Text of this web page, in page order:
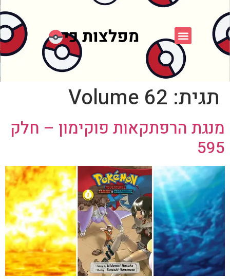
תגית: Volume 62
מנגת הרפתקאות פוקימון – חלק
595